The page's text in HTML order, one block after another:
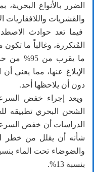
الضرر بالأنواع
والقشريات واللافقاريات
فيما تعد حوادث
المُتكررة، وغالباً ما
ما يقرب
الإبلاغ عنها، مما يعني
دون أن يلاحظها أحد.
ويعد إجراء خفض
الشحن البحري تطبيقه
بنسبة 13%.